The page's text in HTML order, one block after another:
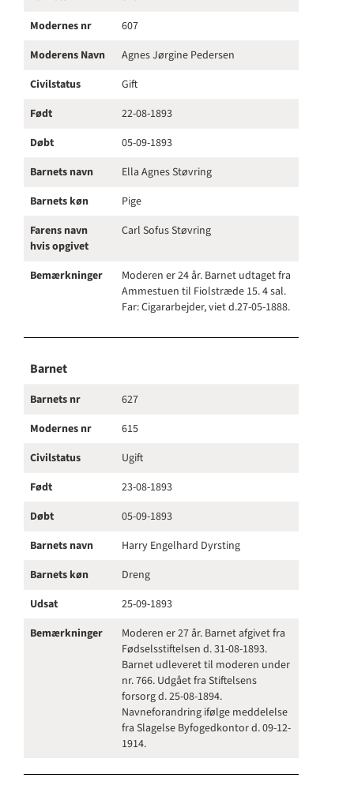
Modernes nr
607
Moderens Navn
Agnes Jørgine Pedersen
Civilstatus
Gift
Født
22-08-1893
Døbt
05-09-1893
Barnets navn
Ella Agnes Støvring
Barnets køn
Pige
Farens navn
hvis opgivet
Carl Sofus Støvring
Bemærkninger
Moderen er 24 år. Barnet udtaget fra
Ammestuen til Fiolstræde 15. 4 sal.
Far: Cigararbejder, viet d.27-05-1888.
Barnet
Barnets nr
627
Modernes nr
615
Civilstatus
Ugift
Født
23-08-1893
Døbt
05-09-1893
Barnets navn
Harry Engelhard Dyrsting
Barnets køn
Dreng
Udsat
25-09-1893
Bemærkninger
Moderen er 27 år. Barnet afgivet fra
Fødselsstiftelsen d. 31-08-1893.
Barnet udleveret til moderen under
nr. 766. Udgået fra Stiftelsens
forsorg d. 25-08-1894.
Navneforandring ifølge meddelelse
fra Slagelse Byfogedkontor d. 09-12-
1914.